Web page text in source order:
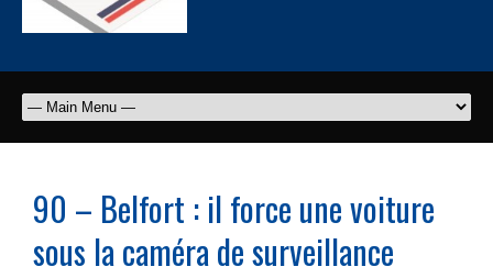
90 – Belfort : il force une voiture
sous la caméra de surveillance